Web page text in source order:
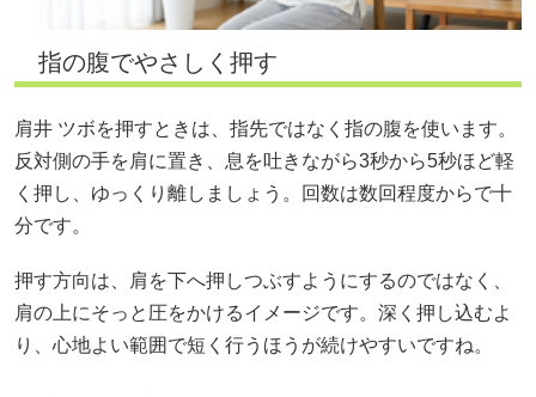
指の腹でやさしく押す
肩井 ツボを押すときは、指先ではなく指の腹を使います。
反対側の手を肩に置き、息を吐きながら3秒から5秒ほど軽
く押し、ゆっくり離しましょう。回数は数回程度からで十
分です。
押す方向は、肩を下へ押しつぶすようにするのではなく、
肩の上にそっと圧をかけるイメージです。深く押し込むよ
り、心地よい範囲で短く行うほうが続けやすいですね。